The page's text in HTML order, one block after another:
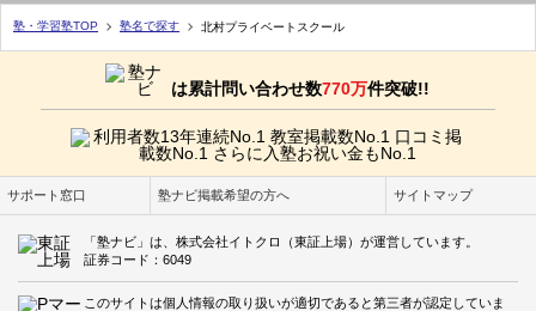
塾・学習塾TOP 塾名で探す 北村プライベートスクール
は累計問い合わせ数770万件突破!!
サポート窓口 塾ナビ掲載希望の方へ サイトマップ
「塾ナビ」は、株式会社イトクロ（東証上場）が運営しています。
証券コード：6049
このサイトは個人情報の取り扱いが適切であると第三者が認定していま